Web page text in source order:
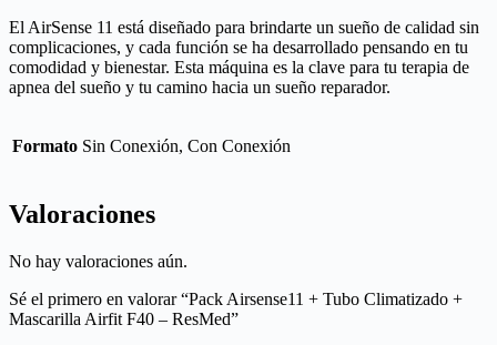
El AirSense 11 está diseñado para brindarte un sueño de calidad sin
complicaciones, y cada función se ha desarrollado pensando en tu
comodidad y bienestar. Esta máquina es la clave para tu terapia de
apnea del sueño y tu camino hacia un sueño reparador.
Formato Sin Conexión, Con Conexión
Valoraciones
No hay valoraciones aún.
Sé el primero en valorar “Pack Airsense11 + Tubo Climatizado +
Mascarilla Airfit F40 – ResMed”